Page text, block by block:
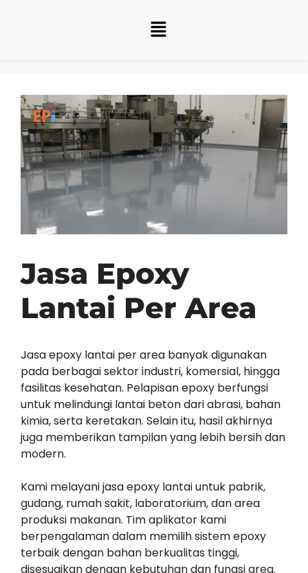
Jasa Epoxy
Lantai Per Area
Jasa epoxy lantai per area banyak digunakan
pada berbagai sektor industri, komersial, hingga
fasilitas kesehatan. Pelapisan epoxy berfungsi
untuk melindungi lantai beton dari abrasi, bahan
kimia, serta keretakan. Selain itu, hasil akhirnya
juga memberikan tampilan yang lebih bersih dan
modern.
Kami melayani jasa epoxy lantai untuk pabrik,
gudang, rumah sakit, laboratorium, dan area
produksi makanan. Tim aplikator kami
berpengalaman dalam memilih sistem epoxy
terbaik dengan bahan berkualitas tinggi,
disesuaikan dengan kebutuhan dan fungsi area.